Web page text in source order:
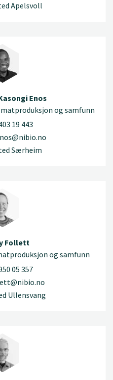
Apelsvoll
Enos
og samfunn
19 443
Særheim
Follett
og samfunn
05 357
Ullensvang